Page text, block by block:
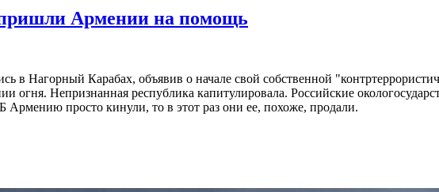
Армении на помощь
в Нагорный Карабах, объявив о начале свой собственной
огня. Непризнанная республика капитулировала. Российские
просто кинули, то в этот раз они ее, похоже, продали.